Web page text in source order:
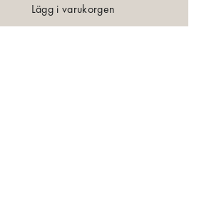
Lägg i varukorgen